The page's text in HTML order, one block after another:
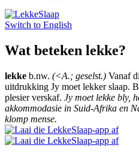
Switch to English
Wat beteken lekke?
lekke b.nw. (<A.; geselst.) Vanaf
uitdrukking Jy moet lekker slaap.
plesier verskaf. Jy moet lekke bly,
akkommodasie in Suid-Afrika en
klomp mense.